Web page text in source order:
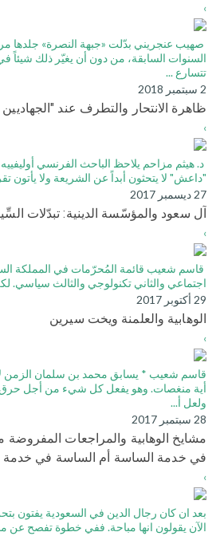
›
صهيب عنجريني بدّلت «جبهة النصرة» جلدها
السنوات السابقة، من دون أن يغيّر ذلك شيئاً
تتسارع ...
2 سبتمبر 2018
ظاهرة الانتحار والتطرف عند "الجهاديين
›
د. هيثم مزاحم يلاحظ الباحث الفرنسي
"داعش" لا يتحثون أبداً عن الشريعة ولا يأتون
27 ديسمبر 2017
آل سعود والمؤسّسة الدينية: تبدّلات
›
قاسم شعيب قائمة المُحرّمات في المملكة
اجتماعي والثاني تكنولوجي والثالث سياسي.
29 أكتوبر 2017
الوهابية والعلمنة ويخت سيرين
›
قاسم شعيب * يسابق محمد بن سلمان الزمن
أية منغصات. وهو يفعل كل شيء من أجل حرق
ولعل أ...
28 سبتمبر 2017
مشايخ الوهابية والمراجعات المفروضة
في خدمة الساسة أم الساسة في خدمة
›
بعد ان كان رجال الدين في السعودية يفتون
الآن يقولون انها مباحة. ففي خطوة تفصح عن